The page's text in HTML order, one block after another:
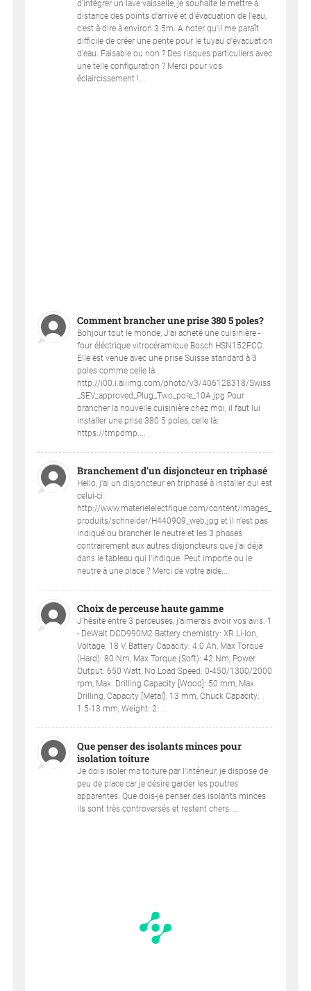
d'intégrer un lave vaisselle, je souhaite le mettre à
distance des points d'arrivé et d'évacuation de l'eau,
c'est à dire à environ 3.5m. A noter qu'il me paraît
difficile de créer une pente pour le tuyau d'évacuation
d'eau. Faisable ou non ? Des risques particuliers avec
une telle configuration ? Merci pour vos
éclaircissement !...
Comment brancher une prise 380 5 poles?
Bonjour tout le monde, J'ai acheté une cuisinière -
four éléctrique vitrocéramique Bosch HSN152FCC.
Elle est venue avec une prise Suisse standard à 3
poles comme celle là.
http://i00.i.aliimg.com/photo/v3/406128318/Swiss
_SEV_approved_Plug_Two_pole_10A.jpg Pour
brancher la nouvelle cuisinière chez moi, il faut lui
installer une prise 380 5 poles, celle là:
https://tmpdmp....
Branchement d'un disjoncteur en triphasé
Hello, j'ai un disjoncteur en triphasé à installer qui est
celui-ci :
http://www.materielelectrique.com/content/images_
produits/schneider/H440909_web.jpg et il n'est pas
indiqué ou brancher le neutre et les 3 phases
contrairement aux autres disjoncteurs que j'ai déjà
dans le tableau qui l'indique. Peut importe ou le
neutre à une place ? Merci de votre aide....
Choix de perceuse haute gamme
J'hésite entre 3 perceuses, j'aimerais avoir vos avis. 1
- DeWalt DCD990M2 Battery chemistry: XR Li-Ion,
Voltage: 18 V, Battery Capacity: 4.0 Ah, Max Torque
(Hard): 80 Nm, Max Torque (Soft): 42 Nm, Power
Output: 650 Watt, No Load Speed: 0-450/1300/2000
rpm, Max. Drilling Capacity [Wood]: 50 mm, Max.
Drilling, Capacity [Metal]: 13 mm, Chuck Capacity:
1.5-13 mm, Weight: 2....
Que penser des isolants minces pour
isolation toiture
Je dois isoler ma toiture par l'intérieur, je dispose de
peu de place car je désire garder les poutres
apparentes. Que dois-je penser des isolants minces
ils sont très controversés et restent chers....